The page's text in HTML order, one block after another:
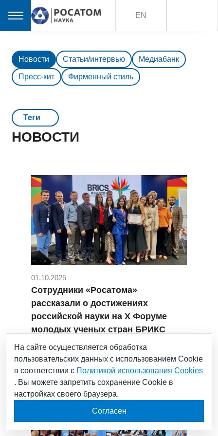
EN
Новости Статьи/интервью Медиабанк
Пресс-кит Фирменный стиль
НОВОСТИ
01.10.2025
Сотрудники «Росатома»
рассказали о достижениях
российской науки на X Форуме
молодых ученых стран БРИКС
#Росатом
Teги
На сайте осуществляется обработка
пользовательских данных с использованием Cookie
в соответствии с Политикой использования Cookies
. Вы можете запретить сохранение Cookie в
настройках своего браузера.
Согласен